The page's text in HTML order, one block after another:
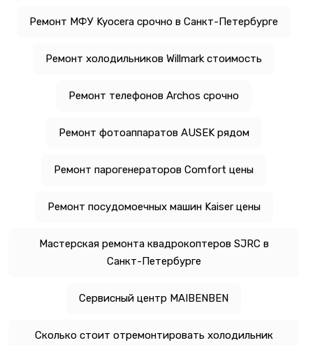
Ремонт МФУ Kyocera срочно в Санкт-Петербурге
Ремонт холодильников Willmark стоимость
Ремонт телефонов Archos срочно
Ремонт фотоаппаратов AUSEK рядом
Ремонт парогенераторов Comfort цены
Ремонт посудомоечных машин Kaiser цены
Мастерская ремонта квадрокоптеров SJRC в
Санкт-Петербурге
Сервисный центр MAIBENBEN
Сколько стоит отремонтировать холодильник